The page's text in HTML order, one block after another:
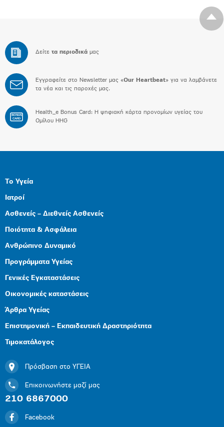
Δείτε τα περιοδικά μας
Εγγραφείτε στο Newsletter μας «Our Heartbeat» για να λαμβάνετε
τα νέα και τις παροχές μας.
BONUS
CARD
Health_e Bonus Card: H ψηφιακή κάρτα προνομίων υγείας του
Ομίλου HHG
Το Υγεία
Ιατροί
Ασθενείς – Διεθνείς Ασθενείς
Ποιότητα & Ασφάλεια
Ανθρώπινο Δυναμικό
Προγράμματα Υγείας
Γενικές Εγκαταστάσεις
Οικονομικές καταστάσεις
Άρθρα Υγείας
Επιστημονική – Εκπαιδευτική Δραστηριότητα
Τιμοκατάλογος
Πρόσβαση στο ΥΓΕΙΑ
Επικοινωνήστε μαζί μας
210 6867000
Facebook